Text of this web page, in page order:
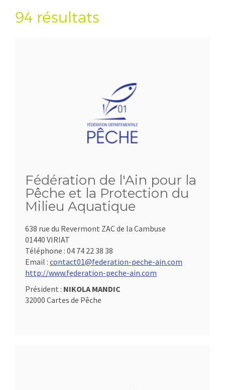
94 résultats
Fédération de l'Ain pour la
Pêche et la Protection du
Milieu Aquatique
638 rue du Revermont ZAC de la Cambuse
01440 VIRIAT
Téléphone : 04 74 22 38 38
Email : contact01@federation-peche-ain.com
http://www.federation-peche-ain.com
Président : NIKOLA MANDIC
32000 Cartes de Pêche